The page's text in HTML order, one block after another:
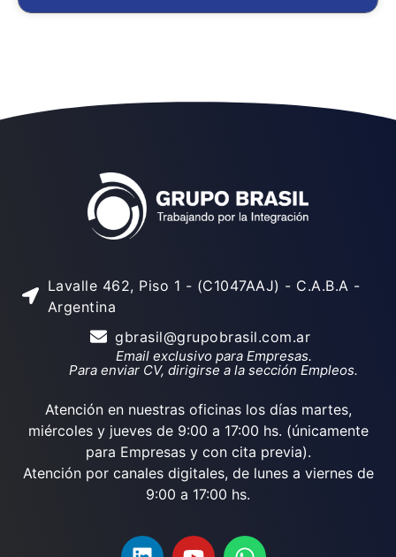
Lavalle 462, Piso 1 - (C1047AAJ) - C.A.B.A -
Argentina
gbrasil@grupobrasil.com.ar
Email exclusivo para Empresas.
Para enviar CV, dirigirse a la sección Empleos.
Atención en nuestras oficinas los días martes,
miércoles y jueves de 9:00 a 17:00 hs. (únicamente
para Empresas y con cita previa).
Atención por canales digitales, de lunes a viernes de
9:00 a 17:00 hs.